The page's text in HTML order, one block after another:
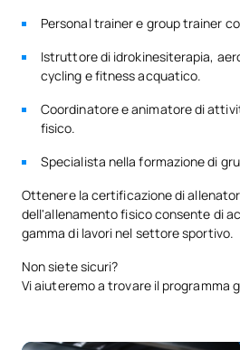
Personal trainer e group trainer
Istruttore di idrokinesiterapia,
cycling e fitness acquatico.
Coordinatore e animatore di
fisico.
Specialista nella formazione di
Ottenere la certificazione di
dell'allenamento fisico consente di
gamma di lavori nel settore sportivo.
Non siete sicuri?
Vi aiuteremo a trovare il programma